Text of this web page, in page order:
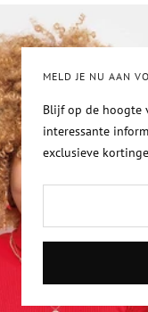
MELD JE NU AAN
Blijf op de hoogte
interessante
exclusieve